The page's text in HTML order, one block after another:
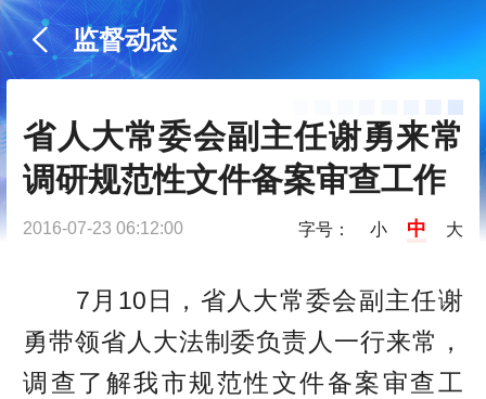
监督动态
省人大常委会副主任谢勇来常
调研规范性文件备案审查工作
2016-07-23 06:12:00 字号： 小 中 大
7月10日，省人大常委会副主任谢
勇带领省人大法制委负责人一行来常，
调查了解我市规范性文件备案审查工